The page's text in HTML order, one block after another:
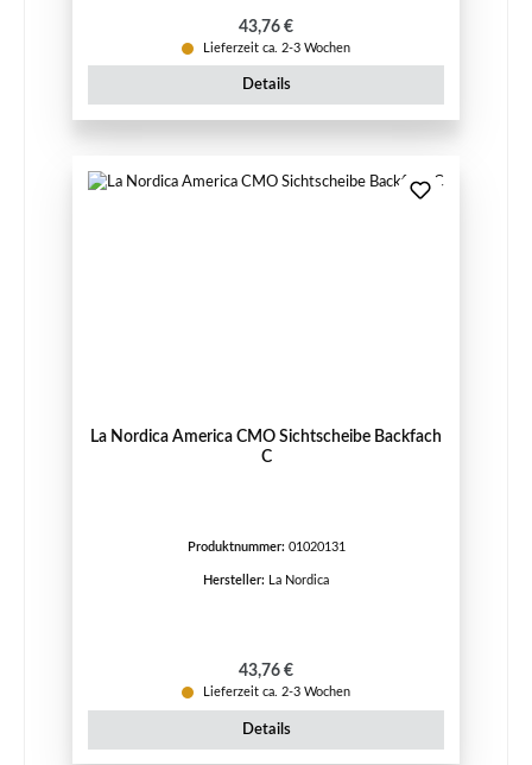
Regulärer Preis:
43,76 €
Lieferzeit ca. 2-3 Wochen
Details
La Nordica America CMO Sichtscheibe Backfach
C
Produktnummer: 01020131
Hersteller: La Nordica
Regulärer Preis:
43,76 €
Lieferzeit ca. 2-3 Wochen
Details